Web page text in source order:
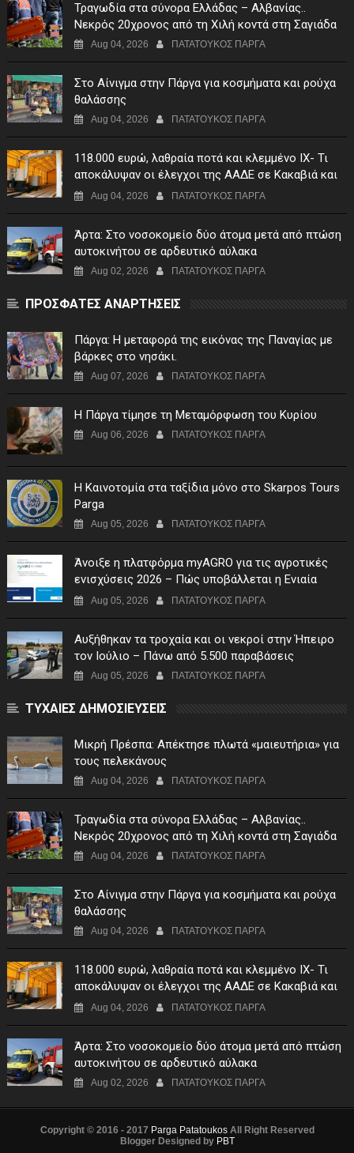
Τραγωδία στα σύνορα Ελλάδας – Αλβανίας..
Νεκρός 20χρονος από τη Χιλή κοντά στη Σαγιάδα
Aug 04, 2026 ΠΑΤΑΤΟΥΚΟΣ ΠΑΡΓΑ
Στο Αίνιγμα στην Πάργα για κοσμήματα και ρούχα
θαλάσσης
Aug 04, 2026 ΠΑΤΑΤΟΥΚΟΣ ΠΑΡΓΑ
118.000 ευρώ, λαθραία ποτά και κλεμμένο ΙΧ- Τι
αποκάλυψαν οι έλεγχοι της ΑΑΔΕ σε Κακαβιά και
Μαυρομάτι
Aug 04, 2026 ΠΑΤΑΤΟΥΚΟΣ ΠΑΡΓΑ
Άρτα: Στο νοσοκομείο δύο άτομα μετά από πτώση
αυτοκινήτου σε αρδευτικό αύλακα
Aug 02, 2026 ΠΑΤΑΤΟΥΚΟΣ ΠΑΡΓΑ
ΠΡΟΣΦΑΤΕΣ ΑΝΑΡΤΗΣΕΙΣ
Πάργα: Η μεταφορά της εικόνας της Παναγίας με
βάρκες στο νησάκι.
Aug 07, 2026 ΠΑΤΑΤΟΥΚΟΣ ΠΑΡΓΑ
Η Πάργα τίμησε τη Μεταμόρφωση του Κυρίου
Aug 06, 2026 ΠΑΤΑΤΟΥΚΟΣ ΠΑΡΓΑ
Η Καινοτομία στα ταξίδια μόνο στο Skarpos Tours
Parga
Aug 05, 2026 ΠΑΤΑΤΟΥΚΟΣ ΠΑΡΓΑ
Άνοιξε η πλατφόρμα myAGRO για τις αγροτικές
ενισχύσεις 2026 – Πώς υποβάλλεται η Ενιαία
Αίτηση Ενίσχυσης
Aug 05, 2026 ΠΑΤΑΤΟΥΚΟΣ ΠΑΡΓΑ
Αυξήθηκαν τα τροχαία και οι νεκροί στην Ήπειρο
τον Ιούλιο – Πάνω από 5.500 παραβάσεις
Aug 05, 2026 ΠΑΤΑΤΟΥΚΟΣ ΠΑΡΓΑ
ΤΥΧΑΙΕΣ ΔΗΜΟΣΙΕΥΣΕΙΣ
Μικρή Πρέσπα: Απέκτησε πλωτά «μαιευτήρια» για
τους πελεκάνους
Aug 04, 2026 ΠΑΤΑΤΟΥΚΟΣ ΠΑΡΓΑ
Τραγωδία στα σύνορα Ελλάδας – Αλβανίας..
Νεκρός 20χρονος από τη Χιλή κοντά στη Σαγιάδα
Aug 04, 2026 ΠΑΤΑΤΟΥΚΟΣ ΠΑΡΓΑ
Στο Αίνιγμα στην Πάργα για κοσμήματα και ρούχα
θαλάσσης
Aug 04, 2026 ΠΑΤΑΤΟΥΚΟΣ ΠΑΡΓΑ
118.000 ευρώ, λαθραία ποτά και κλεμμένο ΙΧ- Τι
αποκάλυψαν οι έλεγχοι της ΑΑΔΕ σε Κακαβιά και
Μαυρομάτι
Aug 04, 2026 ΠΑΤΑΤΟΥΚΟΣ ΠΑΡΓΑ
Άρτα: Στο νοσοκομείο δύο άτομα μετά από πτώση
αυτοκινήτου σε αρδευτικό αύλακα
Aug 02, 2026 ΠΑΤΑΤΟΥΚΟΣ ΠΑΡΓΑ
Copyright © 2016 - 2017 Parga PatatoukosAll Right Reserved
Blogger Designed by PBT